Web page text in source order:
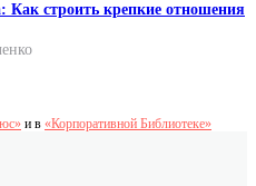
Как строить крепкие отношения
и в «Корпоративной Библиотеке»